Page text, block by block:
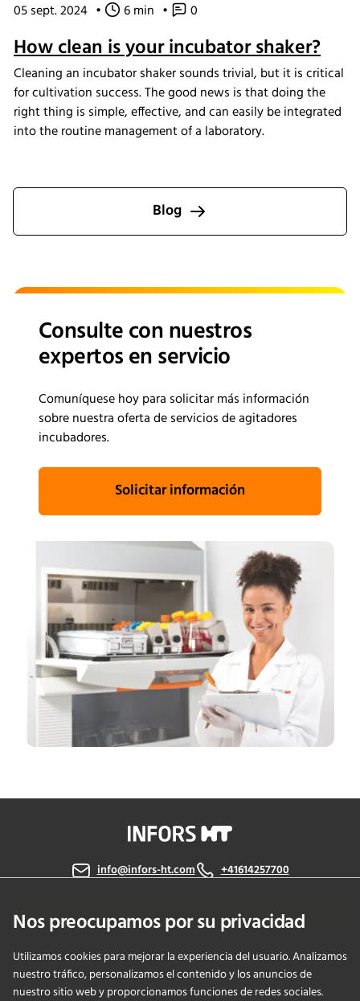
05 sept. 2024 • 6 min • 0
How clean is your incubator shaker?
Cleaning an incubator shaker sounds trivial, but it is critical
for cultivation success. The good news is that doing the
right thing is simple, effective, and can easily be integrated
into the routine management of a laboratory.
Blog
Consulte con nuestros
expertos en servicio
Comuníquese hoy para solicitar más información
sobre nuestra oferta de servicios de agitadores
incubadores.
Solicitar información
Nos preocupamos por su privacidad
Utilizamos cookies para mejorar la experiencia del usuario. Analizamos
nuestro tráfico, personalizamos el contenido y los anuncios de
nuestro sitio web y proporcionamos funciones de redes sociales.
info@infors-ht.com +41614257700
Contáctanos
PRODUCTS